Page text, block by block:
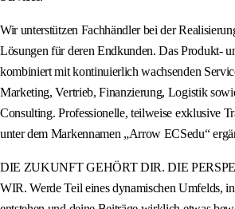
Wir unterstützen Fachhändler bei der
Lösungen für deren Endkunden. Das Produkt-
kombiniert mit kontinuierlich wachsenden
Marketing, Vertrieb, Finanzierung, Logistik
Consulting. Professionelle, teilweise exklusive
unter dem Markennamen „Arrow ECSedu“
DIE ZUKUNFT GEHÖRT DIR. DIE
WIR. Werde Teil eines dynamischen Umfelds,